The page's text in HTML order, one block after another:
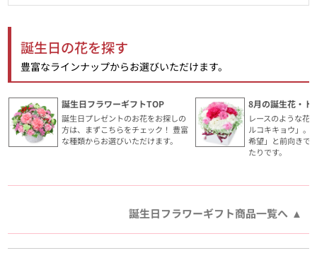
誕生日の花を探す
豊富なラインナップからお選びいただけます。
誕生日フラワーギフトTOP
誕生日プレゼントのお花をお探しの
方は、まずこちらをチェック！ 豊富
な種類からお選びいただけます。
8月の誕生花・ト
レースのような花
ルコキキョウ」。
希望」と前向きで
たりです。
誕生日フラワーギフト商品一覧へ